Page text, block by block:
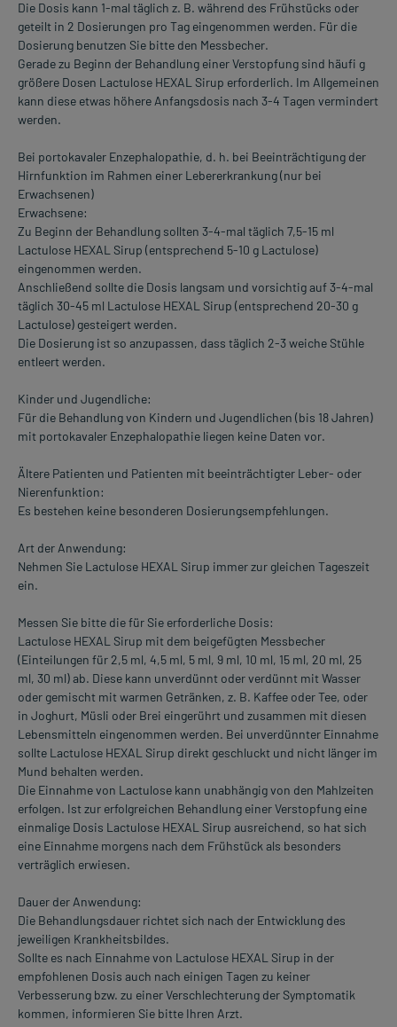
Die Dosis kann 1-mal täglich z. B. während des Frühstücks oder
geteilt in 2 Dosierungen pro Tag eingenommen werden. Für die
Dosierung benutzen Sie bitte den Messbecher.
Gerade zu Beginn der Behandlung einer Verstopfung sind häufi g
größere Dosen Lactulose HEXAL Sirup erforderlich. Im Allgemeinen
kann diese etwas höhere Anfangsdosis nach 3-4 Tagen vermindert
werden.
Bei portokavaler Enzephalopathie, d. h. bei Beeinträchtigung der
Hirnfunktion im Rahmen einer Lebererkrankung (nur bei
Erwachsenen)
Erwachsene:
Zu Beginn der Behandlung sollten 3-4-mal täglich 7,5-15 ml
Lactulose HEXAL Sirup (entsprechend 5-10 g Lactulose)
eingenommen werden.
Anschließend sollte die Dosis langsam und vorsichtig auf 3-4-mal
täglich 30-45 ml Lactulose HEXAL Sirup (entsprechend 20-30 g
Lactulose) gesteigert werden.
Die Dosierung ist so anzupassen, dass täglich 2-3 weiche Stühle
entleert werden.
Kinder und Jugendliche:
Für die Behandlung von Kindern und Jugendlichen (bis 18 Jahren)
mit portokavaler Enzephalopathie liegen keine Daten vor.
Ältere Patienten und Patienten mit beeinträchtigter Leber- oder
Nierenfunktion:
Es bestehen keine besonderen Dosierungsempfehlungen.
Art der Anwendung:
Nehmen Sie Lactulose HEXAL Sirup immer zur gleichen Tageszeit
ein.
Messen Sie bitte die für Sie erforderliche Dosis:
Lactulose HEXAL Sirup mit dem beigefügten Messbecher
(Einteilungen für 2,5 ml, 4,5 ml, 5 ml, 9 ml, 10 ml, 15 ml, 20 ml, 25
ml, 30 ml) ab. Diese kann unverdünnt oder verdünnt mit Wasser
oder gemischt mit warmen Getränken, z. B. Kaffee oder Tee, oder
in Joghurt, Müsli oder Brei eingerührt und zusammen mit diesen
Lebensmitteln eingenommen werden. Bei unverdünnter Einnahme
sollte Lactulose HEXAL Sirup direkt geschluckt und nicht länger im
Mund behalten werden.
Die Einnahme von Lactulose kann unabhängig von den Mahlzeiten
erfolgen. Ist zur erfolgreichen Behandlung einer Verstopfung eine
einmalige Dosis Lactulose HEXAL Sirup ausreichend, so hat sich
eine Einnahme morgens nach dem Frühstück als besonders
verträglich erwiesen.
Dauer der Anwendung:
Die Behandlungsdauer richtet sich nach der Entwicklung des
jeweiligen Krankheitsbildes.
Sollte es nach Einnahme von Lactulose HEXAL Sirup in der
empfohlenen Dosis auch nach einigen Tagen zu keiner
Verbesserung bzw. zu einer Verschlechterung der Symptomatik
kommen, informieren Sie bitte Ihren Arzt.